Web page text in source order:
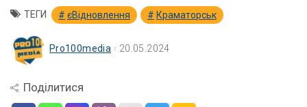
ТЕГИ єВідновлення Краматорськ
Pro100media 20.05.2024
Поділитися